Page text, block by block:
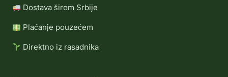
Dostava širom Srbije
Plaćanje pouzećem
Direktno iz rasadnika